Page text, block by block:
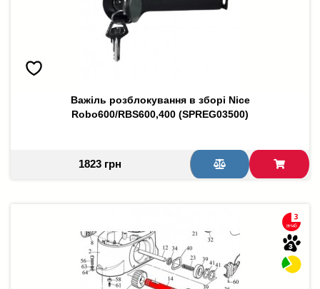
Важіль розблокування в зборі Nice
Robo600/RBS600,400 (SPREG03500)
1823 грн